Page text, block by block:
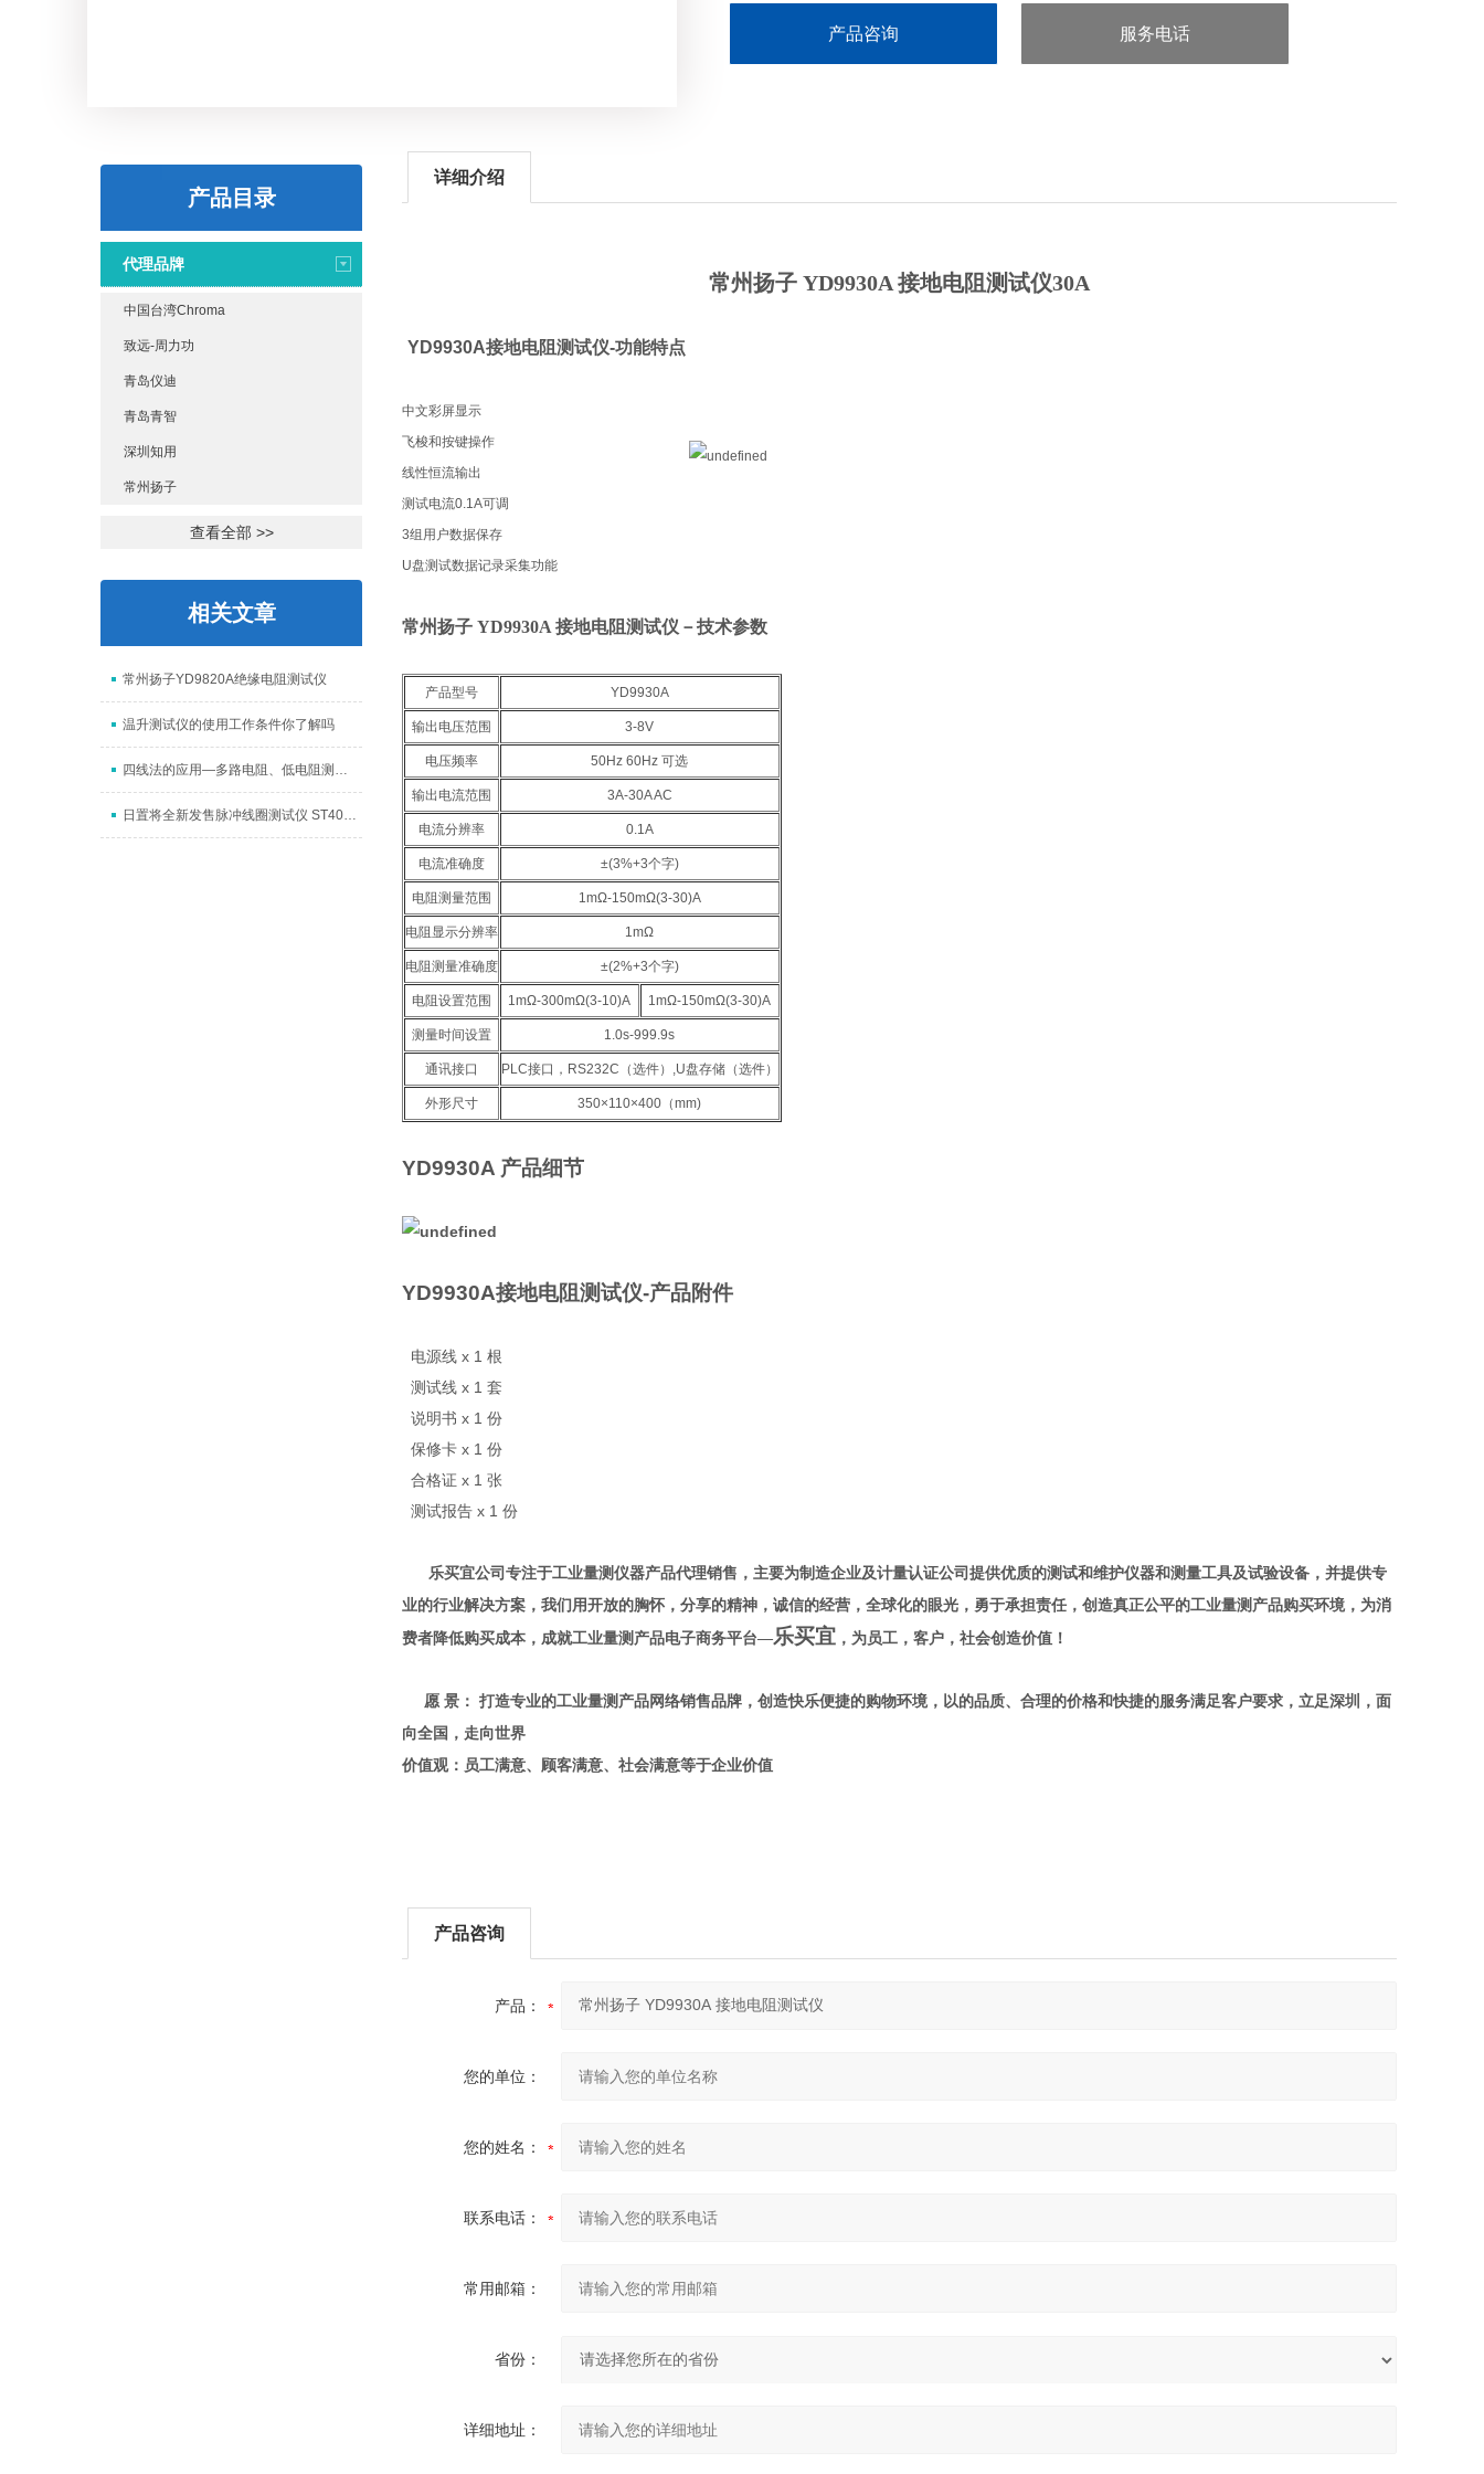
产品咨询 服务电话
产品目录
代理品牌
中国台湾Chroma
致远-周力功
青岛仪迪
青岛青智
深圳知用
常州扬子
查看全部 >>
相关文章
常州扬子YD9820A绝缘电阻测试仪
温升测试仪的使用工作条件你了解吗
四线法的应用—多路电阻、低电阻测试哪个更适合？
日置将全新发售脉冲线圈测试仪 ST4030
详细介绍
常州扬子 YD9930A 接地电阻测试仪​30A
YD9930A接地电阻测试仪-功能特点
中文彩屏显示
飞梭和按键操作
线性恒流输出
测试电流0.1A可调
3组用户数据保存
U盘测试数据记录采集功能
常州扬子 YD9930A 接地电阻测试仪 －技术参数
产品型号 YD9930A
输出电压范围 3-8V
电压频率 50Hz 60Hz 可选
输出电流范围 3A-30A AC
电流分辨率 0.1A
电流准确度 ±(3%+3个字)
电阻测量范围 1mΩ-150mΩ(3-30)A
电阻显示分辨率 1mΩ
电阻测量准确度 ±(2%+3个字)
电阻设置范围 1mΩ-300mΩ(3-10)A 1mΩ-150mΩ(3-30)A
测量时间设置 1.0s-999.9s
通讯接口 PLC接口，RS232C（选件）,U盘存储（选件）
外形尺寸 350×110×400（mm)
YD9930A 产品细节
YD9930A接地电阻测试仪-产品附件
电源线 x 1 根
测试线 x 1 套
说明书 x 1 份
保修卡 x 1 份
合格证 x 1 张
测试报告 x 1 份
乐买宜公司 专注于工业量测仪器产品代理销售，主要为制造企业及计量认证公司提供优质的测试和维护仪器和测量工具及试验设备，并提供专
业的行业解决方案， 我们用开放的胸怀，分享的精神，诚信的经营，全球化的眼光，勇于承担责任，创造真正公平的工业量测产品购买环境，为消
费者降低购买成本，成就工业量测产品电子商务平台—乐买宜，为员工，客户，社会创造价值！
愿 景： 打造专业的工业量测产品网络销售品牌，创造快乐便捷的购物环境，以的品质、合理的价格和快捷的服务满足客户要求，立足深圳，面
向全国，走向世界
价值观：员工满意、顾客满意、社会满意等于企业价值
产品咨询
产品：
您的单位：
您的姓名：
联系电话：
常用邮箱：
省份：
详细地址：